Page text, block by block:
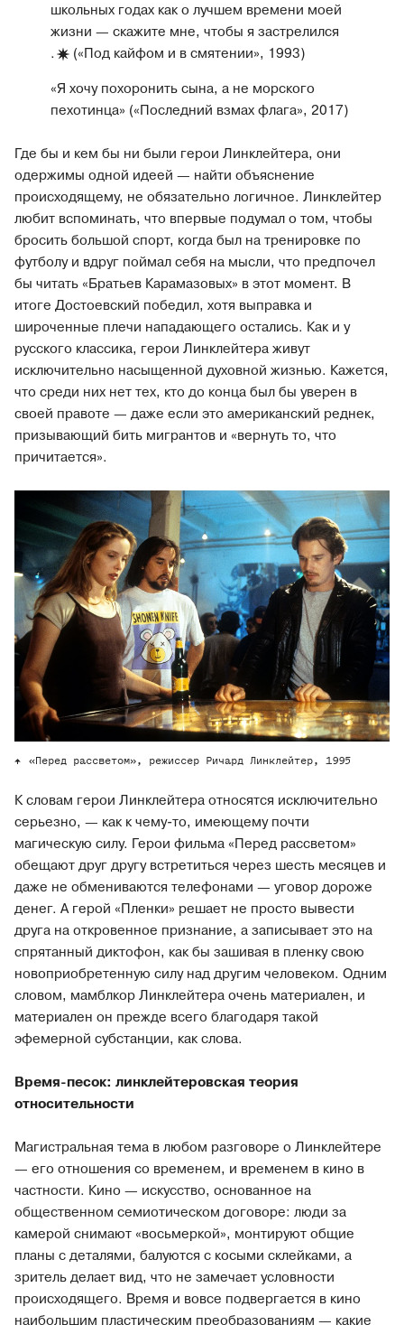
школьных годах как о лучшем времени моей
жизни — скажите мне, чтобы я застрелился
.
(«Под кайфом и в смятении», 1993)
«Я хочу похоронить сына, а не морского
пехотинца» («Последний взмах флага», 2017)
Где бы и кем бы ни были герои Линклейтера, они
одержимы одной идеей — найти объяснение
происходящему, не обязательно логичное. Линклейтер
любит вспоминать, что впервые подумал о том, чтобы
бросить большой спорт, когда был на тренировке по
футболу и вдруг поймал себя на мысли, что предпочел
бы читать «Братьев Карамазовых» в этот момент. В
итоге Достоевский победил, хотя выправка и
широченные плечи нападающего остались. Как и у
русского классика, герои Линклейтера живут
исключительно насыщенной духовной жизнью. Кажется,
что среди них нет тех, кто до конца был бы уверен в
своей правоте — даже если это американский реднек,
призывающий бить мигрантов и «вернуть то, что
причитается».
«Перед рассветом», режиссер Ричард Линклейтер, 1995
К словам герои Линклейтера относятся исключительно
серьезно, — как к чему-то, имеющему почти
магическую силу. Герои фильма «Перед рассветом»
обещают друг другу встретиться через шесть месяцев и
даже не обмениваются телефонами — уговор дороже
денег. А герой «Пленки» решает не просто вывести
друга на откровенное признание, а записывает это на
спрятанный диктофон, как бы зашивая в пленку свою
новоприобретенную силу над другим человеком. Одним
словом, мамблкор Линклейтера очень материален, и
материален он прежде всего благодаря такой
эфемерной субстанции, как слова.
Время-песок: линклейтеровская теория
относительности
Магистральная тема в любом разговоре о Линклейтере
— его отношения со временем, и временем в кино в
частности. Кино — искусство, основанное на
общественном семиотическом договоре: люди за
камерой снимают «восьмеркой», монтируют общие
планы с деталями, балуются с косыми склейками, а
зритель делает вид, что не замечает условности
происходящего. Время и вовсе подвергается в кино
наибольшим пластическим преобразованиям — какие